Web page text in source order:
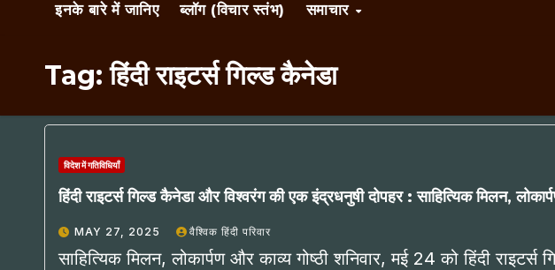
इनके बारे में जानिए ब्लॉग (विचार स्तंभ) समाचार
Tag:हिंदी राइटर्स गिल्ड कैनेडा
विदेश में गतिविधियाँ
हिंदी राइटर्स गिल्ड कैनेडा और विश्वरंग की एक इंद्रधनुषी दोपहर : साहित्यिक मिलन,
MAY 27, 2025 वैश्विक हिंदी परिवार
साहित्यिक मिलन, लोकार्पण और काव्य गोष्ठी शनिवार, मई 24 को हिंदी